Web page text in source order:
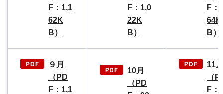
F：1,1
62K
B）
F：1,0
22K
B）
F：
64K
B）
９月
（PD
F：1,1
10月
（PD
11月
（
F：